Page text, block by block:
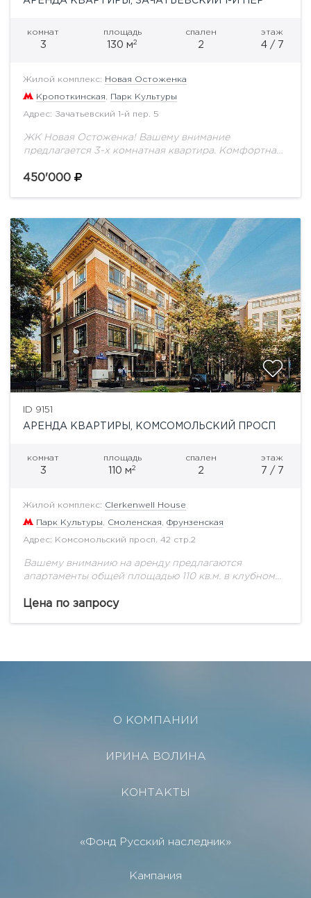
комнат
3
площадь
130 м2
спален
2
этаж
4 / 7
Жилой комплекс: Новая Остоженка
Кропоткинская Парк Культуры
Адрес: Зачатьевский 1-й пер. 5
ЖК Новая Остоженка! Вашему внимание
предлагается 3-х комнатная квартира. Комфортная
обеденной зоной, две спальни, одна из которых с
450'000
ID 9151
АРЕНДА КВАРТИРЫ, КОМСОМОЛЬСКИЙ ПРОСП
комнат
3
площадь
110 м2
спален
2
этаж
7 / 7
Жилой комплекс: Clerkenwell House
Парк Культуры Смоленская Фрунзенская
Адрес: Комсомольский просп. 42 стр.2
Вашему вниманию на аренду предлагаются
апартаменты общей площадью 110 кв.м. в клубном
адресу: Комсомольский проспект, 42с2. ЖК
Цена по запросу
О КОМПАНИИ
ИРИНА ВОЛИНА
КОНТАКТЫ
«Фонд Русский наследник»
Кампания